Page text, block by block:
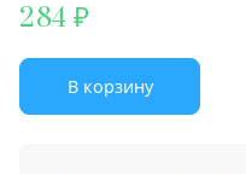
284
В корзину